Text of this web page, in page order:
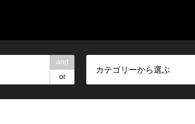
and
or
カテゴリーから選ぶ